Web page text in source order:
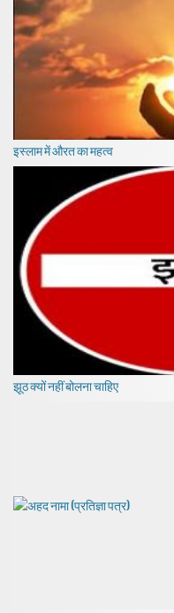
इस्लाम में औरत का महत्व
झूठ क्यों नहीं बोलना चाहिए